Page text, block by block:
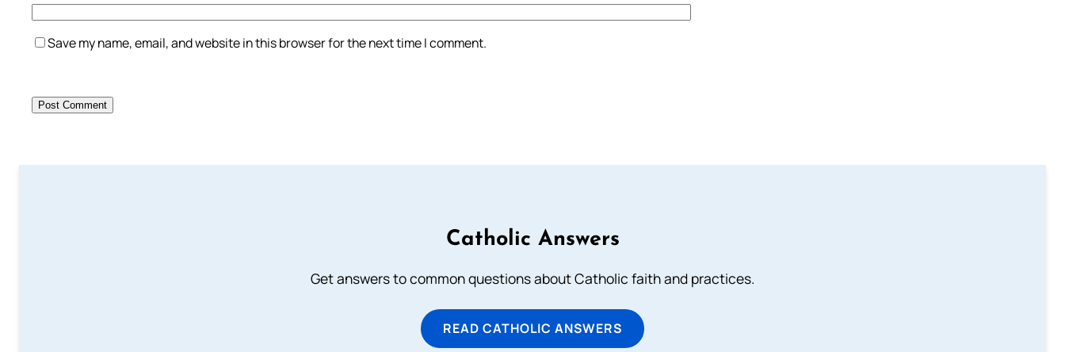
Save my name, email, and website in this browser for the next time I comment.
Catholic Answers
Get answers to common questions about Catholic faith and practices.
READ CATHOLIC ANSWERS